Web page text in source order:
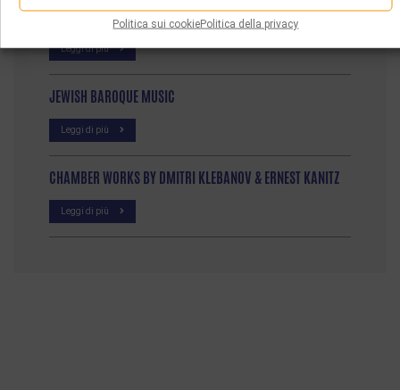
Politica sui cookiePolitica della privacy
EXILE TO HOLLYWOOD
Leggi di più
JEWISH BAROQUE MUSIC
Leggi di più
CHAMBER WORKS BY DMITRI KLEBANOV & ERNEST KANITZ
Leggi di più